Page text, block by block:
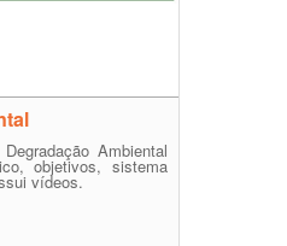
Ambiental
objetivos, sistema
vídeos.